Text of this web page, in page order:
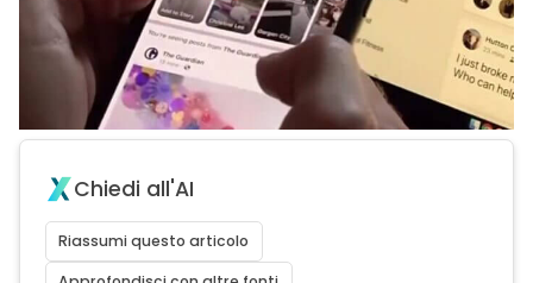
Chiedi all'AI
Riassumi questo articolo